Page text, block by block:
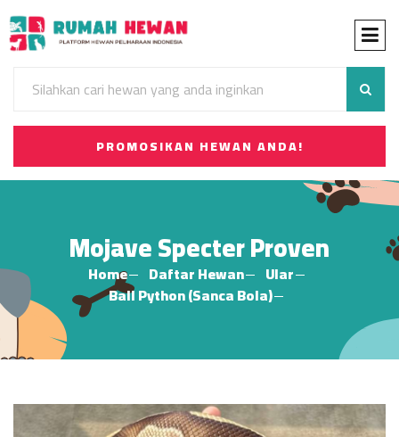
PROMOSIKAN HEWAN ANDA!
Mojave Specter Proven
Home Daftar Hewan
Ular
Ball Python (Sanca Bola)